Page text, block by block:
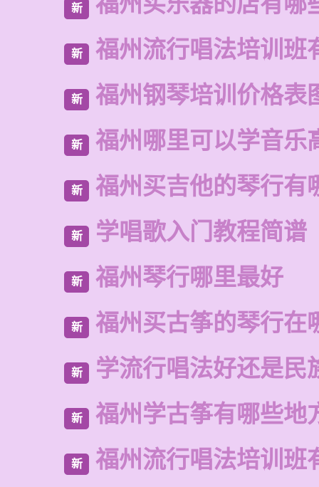
新
新 福州流行唱法培训班
新 福州钢琴培训价格表
新 福州哪里可以学音乐
新 福州买吉他的琴行有
新 学唱歌入门教程简谱
新 福州琴行哪里最好
新 福州买古筝的琴行在
新 学流行唱法好还是民
新 福州学古筝有哪些地
新 福州流行唱法培训班